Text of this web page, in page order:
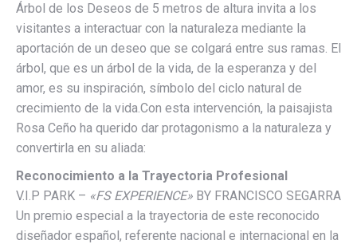
Árbol de los Deseos de 5 metros de altura invita a los
visitantes a interactuar con la naturaleza mediante la
aportación de un deseo que se colgará entre sus ramas. El
árbol, que es un árbol de la vida, de la esperanza y del
amor, es su inspiración, símbolo del ciclo natural de
crecimiento de la vida.Con esta intervención, la paisajista
Rosa Ceño ha querido dar protagonismo a la naturaleza y
convertirla en su aliada:
Reconocimiento a la Trayectoria Profesional
V.I.P PARK – «FS EXPERIENCE» BY FRANCISCO SEGARRA
Un premio especial a la trayectoria de este reconocido
diseñador español, referente nacional e internacional en la